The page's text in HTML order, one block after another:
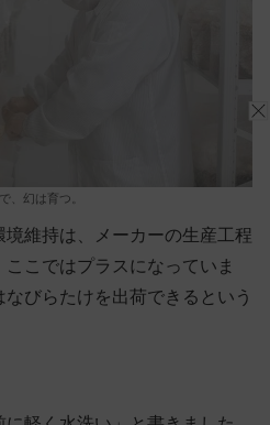
、幻は育つ。
維持は、メーカーの生産工程
こではプラスになっていま
びらたけを出荷できるという